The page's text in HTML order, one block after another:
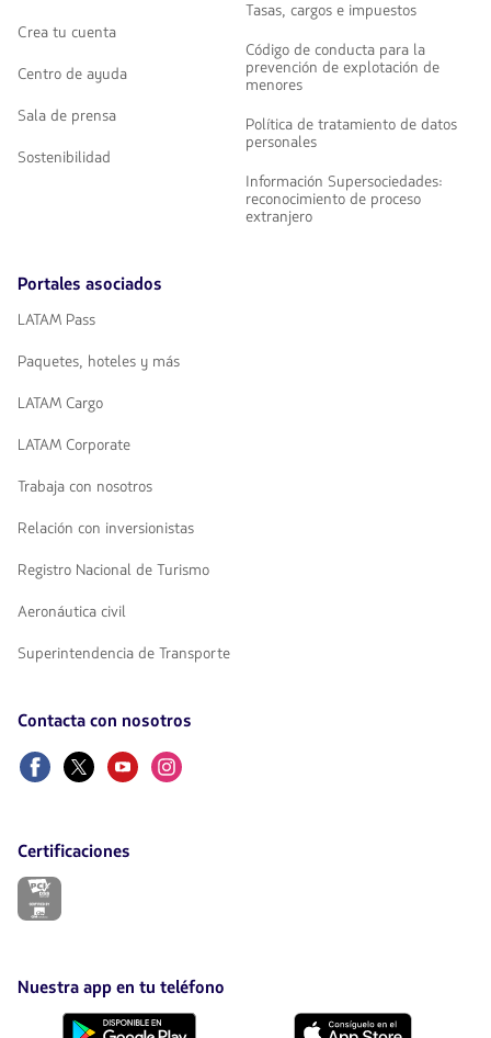
Crea tu cuenta
Centro de ayuda
Sala de prensa
Sostenibilidad
Tasas, cargos e impuestos
Código de conducta para la
prevención de explotación de
menores
Política de tratamiento de datos
personales
Información Supersociedades:
reconocimiento de proceso
extranjero
Portales asociados
LATAM Pass
Paquetes, hoteles y más
LATAM Cargo
LATAM Corporate
Trabaja con nosotros
Relación con inversionistas
Registro Nacional de Turismo
Aeronáutica civil
Superintendencia de Transporte
Contacta con nosotros
FacebookTwitterYoutubeInstagram
Certificaciones
El
nueva
pestaña.
Nuestra app en tu teléfono
Descárgala
Descárgala